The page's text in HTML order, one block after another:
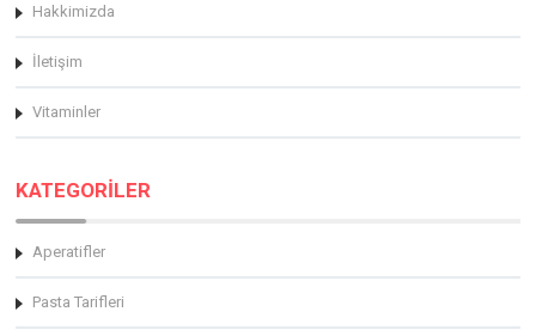
Hakkimizda
İletişim
Vitaminler
KATEGORİLER
Aperatifler
Pasta Tarifleri